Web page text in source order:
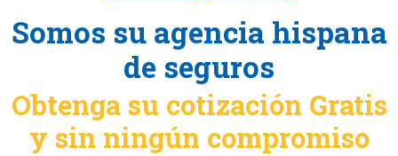
Somos su agencia hispana
de seguros
Obtenga su cotización Gratis
y sin ningún compromiso